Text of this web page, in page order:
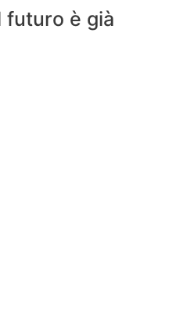
futuro è già